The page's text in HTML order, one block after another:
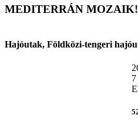
MEDITERRÁN MOZAIK!
Hajóutak, Földközi-tengeri
7